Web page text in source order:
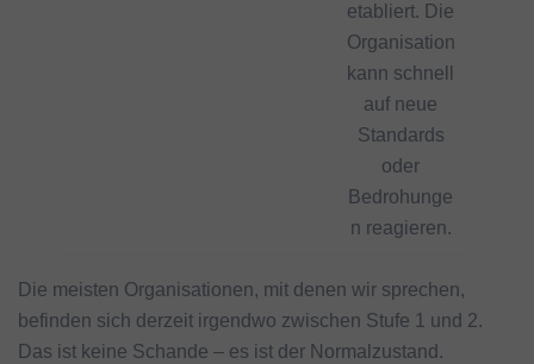
etabliert. Die
Organisation
kann schnell
auf neue
Standards
oder
Bedrohunge
n reagieren.
Die meisten Organisationen, mit denen wir sprechen,
befinden sich derzeit irgendwo zwischen Stufe 1 und 2.
Das ist keine Schande – es ist der Normalzustand.